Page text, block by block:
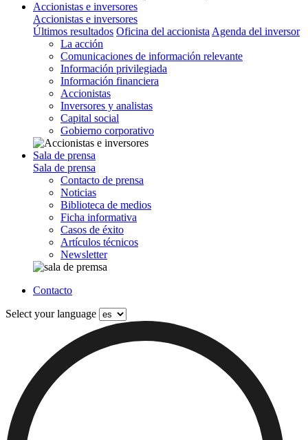
Accionistas e inversores
Accionistas e inversores
Últimos resultados Oficina del accionista Agenda del inversor
La acción
Comunicaciones de información relevante
Información privilegiada
Información financiera
Accionistas
Inversores y analistas
Capital social
Gobierno corporativo
Sala de prensa
Sala de prensa
Contacto de prensa
Noticias
Biblioteca de medios
Ficha informativa
Casos de éxito
Artículos técnicos
Newsletter
Contacto
Select your language